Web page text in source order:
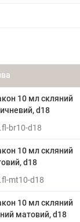
10 мл скляний
d18
fl-br10-d18
10 мл скляний
d18
fl-mt10-d18
10 мл скляний
матовий, d18